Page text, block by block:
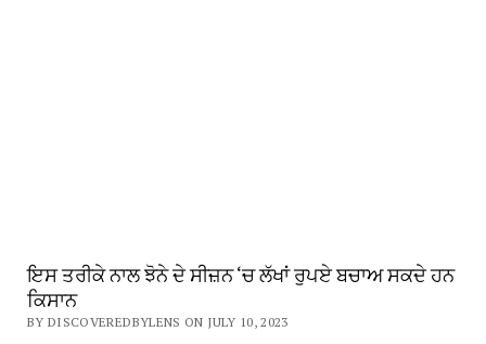
ਇਸ ਤਰੀਕੇ ਨਾਲ ਝੋਨੇ ਦੇ ਸੀਜ਼ਨ ‘ਚ ਲੱਖਾਂ ਰੁਪਏ ਬਚਾਅ ਸਕਦੇ ਹਨ
ਕਿਸਾਨ
BY DISCOVEREDBYLENS ON JULY 10, 2023